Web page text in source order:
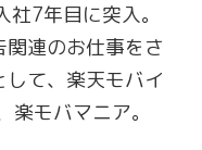
7年目に突入。
連のお仕事をさ
て、楽天モバイ
モバマニア。